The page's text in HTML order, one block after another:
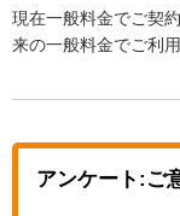
現在一般料金でご契
来の一般料金でご利
アンケート:ご